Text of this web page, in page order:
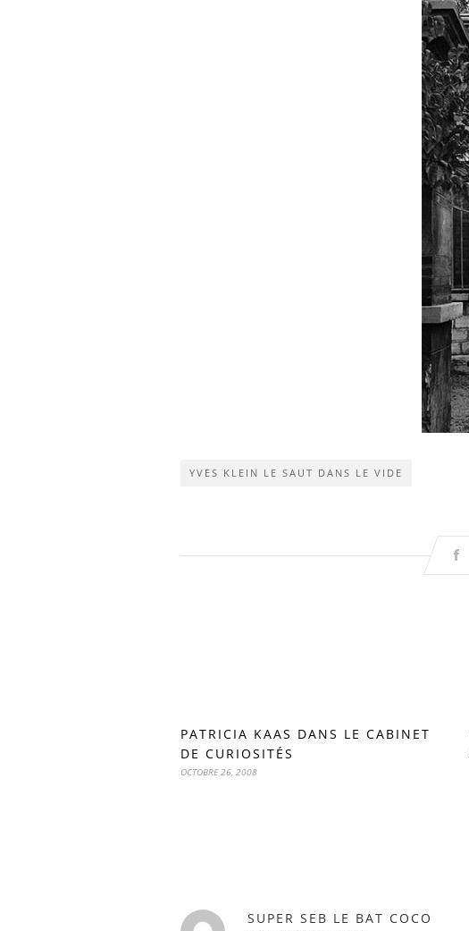
YVES KLEIN LE SAUT DANS LE VIDE
PATRICIA KAAS DANS LE CABINET
DE CURIOSITÉS
OCTOBRE 26, 2008
SUPER SEB LE BAT COCO